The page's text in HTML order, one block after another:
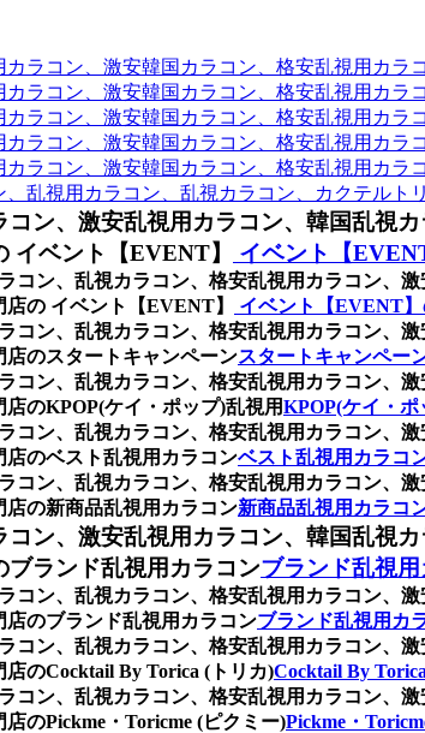
ラコン、激安韓国カラコン、格安乱視用カラ
ラコン、激安韓国カラコン、格安乱視用カラ
ラコン、激安韓国カラコン、格安乱視用カラ
ラコン、激安韓国カラコン、格安乱視用カラ
ラコン、激安韓国カラコン、格安乱視用カラ
乱視用カラコン、乱視カラコン、カクテル
ン、激安乱視用カラコン、韓国乱視
イベント【EVENT】
イベント【
コン、乱視カラコン、格安乱視用カラコン
の イベント【EVENT】
イベント【EVENT
コン、乱視カラコン、格安乱視用カラコン
のスタートキャンペーンスタートキャンペー
コン、乱視カラコン、格安乱視用カラコン
のKPOP(ケイ・ポップ)乱視用KPOP(ケイ・ポ
コン、乱視カラコン、格安乱視用カラコン
のベスト乱視用カラコンベスト乱視用カラコ
コン、乱視カラコン、格安乱視用カラコン
の新商品乱視用カラコン新商品乱視用カラコ
ン、激安乱視用カラコン、韓国乱視
ブランド乱視用カラコンブランド乱視
コン、乱視カラコン、格安乱視用カラコン
のブランド乱視用カラコンブランド乱視用カ
コン、乱視カラコン、格安乱視用カラコン
のCocktail By Torica (トリカ)Cocktail By
コン、乱視カラコン、格安乱視用カラコン
のPickme・Toricme (ピクミー)Pickme・